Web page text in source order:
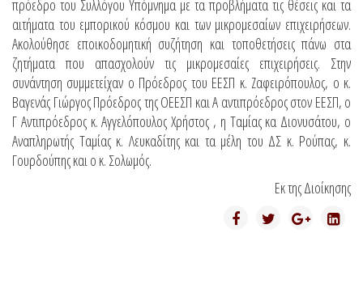
πρόεδρο του Συλλόγου Υπόμνημα με τα προβλήματα τις θέσεις και τα
αιτήματα του εμπορικού κόσμου και των μικρομεσαίων επιχειρήσεων.
Ακολούθησε εποικοδομητική συζήτηση και τοποθετήσεις πάνω στα
ζητήματα που απασχολούν τις μικρομεσαίες επιχειρήσεις. Στην
συνάντηση συμμετείχαν ο Πρόεδρος του ΕΕΣΠ κ. Ζαφειρόπουλος, ο κ.
Βαγενάς Γιώργος Πρόεδρος της ΟΕΕΣΠ και Α αντιπρόεδρος στον ΕΕΣΠ, ο
Γ Αντιπρόεδρος κ. Αγγελόπουλος Χρήστος , η Ταμίας κα Διονυσάτου, ο
Αναπληρωτής Ταμίας κ. Λευκαδίτης και τα μέλη του ΔΣ κ. Ρούπας, κ.
Γουρδούπης και ο κ. Σολωμός.
Εκ της Διοίκησης